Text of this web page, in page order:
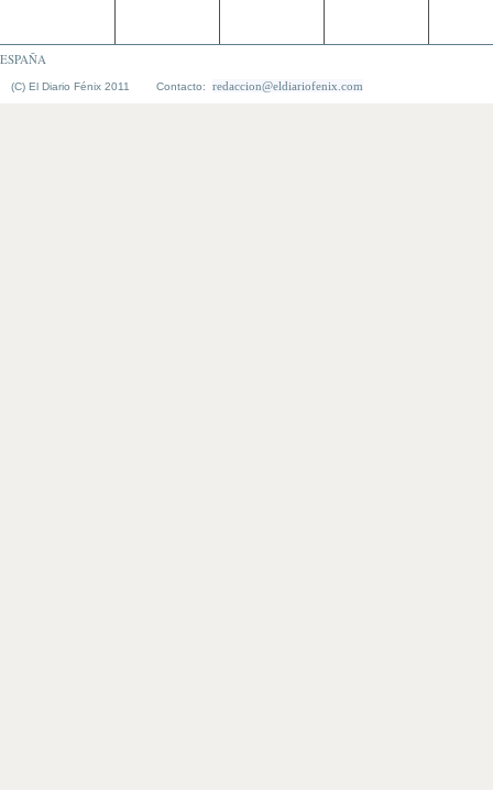
ESPAÑA
(C) El Diario Fénix 2011 Contacto: redaccion@eldiariofenix.com